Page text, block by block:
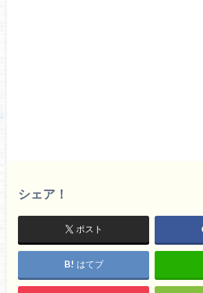
シェア！
ポスト
はてブ